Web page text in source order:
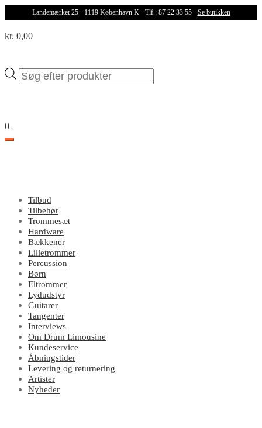
Landemærket 25 · 1119 København K · Tlf.: 87 22 33 55 · Se butikken
Products
search
kr. 0,00
0
Tilbud
Tilbehør
Trommesæt
Hardware
Bækkener
Lilletrommer
Percussion
Børn
Eltrommer
Lydudstyr
Guitarer
Tangenter
Interviews
Om Drum Limousine
Kundeservice
Åbningstider
Levering og returnering
Artister
Nyheder